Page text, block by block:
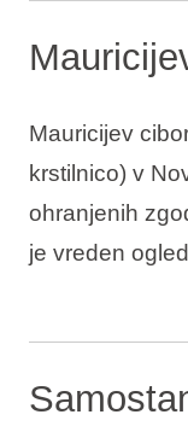
Mauricijev
krstilnico) v
ohranjenih
je vreden